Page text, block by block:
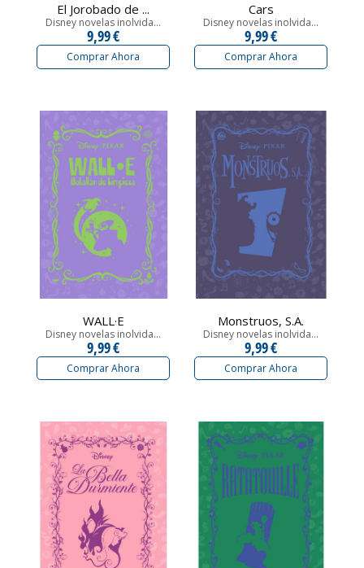
El Jorobado de ...
Disney novelas inolvida...
9,99 €
Comprar Ahora
Cars
Disney novelas inolvida...
9,99 €
Comprar Ahora
WALL·E
Disney novelas inolvida...
9,99 €
Comprar Ahora
Monstruos, S.A.
Disney novelas inolvida...
9,99 €
Comprar Ahora